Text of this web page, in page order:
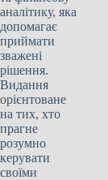
аналітику, яка
допомагає
приймати
зважені
рішення.
Видання
орієнтоване
на тих, хто
прагне
розумно
керувати
своїми